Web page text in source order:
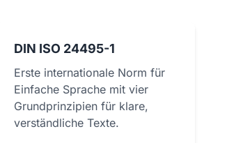
DIN ISO 24495-1
Erste internationale Norm für
Einfache Sprache mit vier
Grundprinzipien für klare,
verständliche Texte.